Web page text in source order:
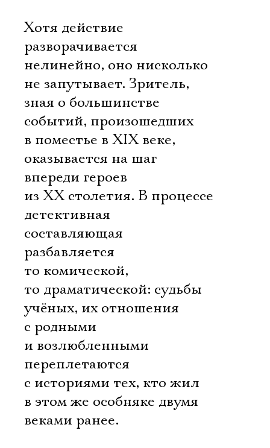
Хотя действие
разворачивается
нелинейно, оно нисколько
не запутывает. Зритель,
зная о большинстве
событий, произошедших
в поместье в XIX веке,
оказывается на шаг
впереди героев
из XX столетия. В процессе
детективная
составляющая
разбавляется
то комической,
то драматической: судьбы
учёных, их отношения
с родными
и возлюбленными
переплетаются
с историями тех, кто жил
в этом же особняке двумя
веками ранее.